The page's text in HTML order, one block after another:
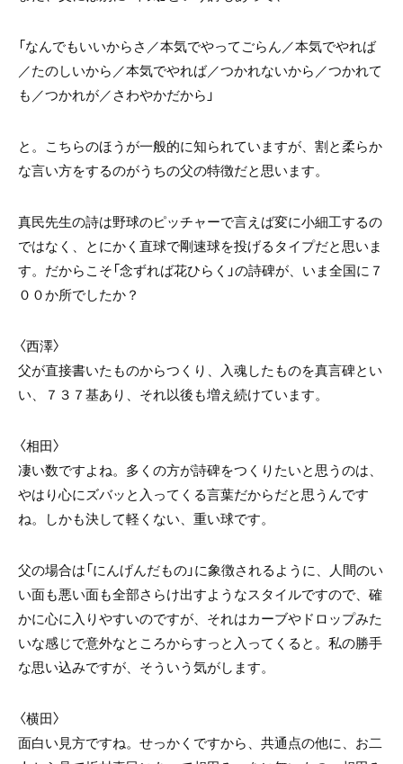
「なんでもいいからさ／本気でやってごらん／本気でやれば
／たのしいから／本気でやれば／つかれないから／つかれて
も／つかれが／さわやかだから」
と。こちらのほうが一般的に知られていますが、割と柔らか
な言い方をするのがうちの父の特徴だと思います。
真民先生の詩は野球のピッチャーで言えば変に小細工するの
ではなく、とにかく直球で剛速球を投げるタイプだと思いま
す。だからこそ「念ずれば花ひらく」の詩碑が、いま全国に７
００か所でしたか？
〈西澤〉
父が直接書いたものからつくり、入魂したものを真言碑とい
い、７３７基あり、それ以後も増え続けています。
〈相田〉
凄い数ですよね。多くの方が詩碑をつくりたいと思うのは、
やはり心にズバッと入ってくる言葉だからだと思うんです
ね。しかも決して軽くない、重い球です。
父の場合は「にんげんだもの」に象徴されるように、人間のい
い面も悪い面も全部さらけ出すようなスタイルですので、確
かに心に入りやすいのですが、それはカーブやドロップみた
いな感じで意外なところからすっと入ってくると。私の勝手
な思い込みですが、そういう気がします。
〈横田〉
面白い見方ですね。せっかくですから、共通点の他に、お二